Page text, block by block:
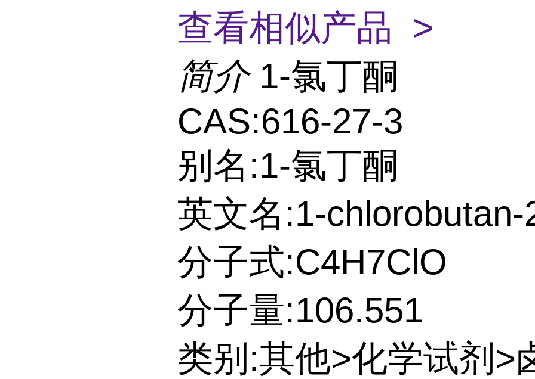
查看相似产品 >
简介 1-氯丁酮
CAS:616-27-3
别名:1-氯丁酮
英文名:1-chlorobutan-
分子式:C4H7ClO
分子量:106.551
类别:其他>化学试剂>